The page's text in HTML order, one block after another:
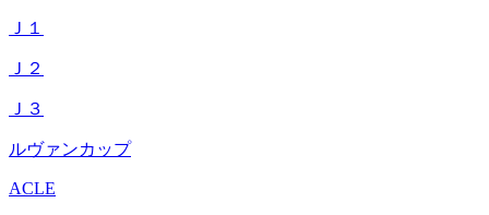
Ｊ１
Ｊ２
Ｊ３
ルヴァンカップ
ACLE